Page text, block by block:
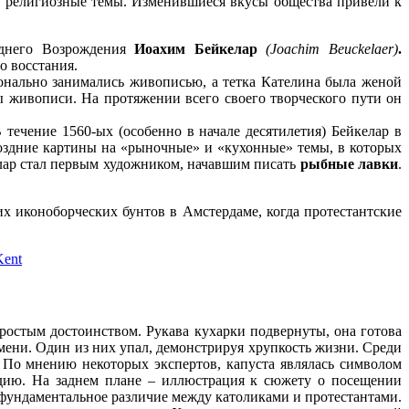
ВозрожденияИоахим Бейкелар(Joachim Beuckelaer).
восстания.
занимались живописью, а тетка Кателина была женой
На протяжении всего своего творческого пути он
1560-ых (особенно в начале десятилетия) Бейкелар в
картины на «рыночные» и «кухонные» темы, в которых
стал первым художником, начавшим писать рыбные лавки.
иконоборческих бунтов в Амстердаме, когда протестантские
достоинством. Рукава кухарки подвернуты, она готова
Один из них упал, демонстрируя хрупкость жизни. Среди
мнению некоторых экспертов, капуста являлась символом
На заднем плане – иллюстрация к сюжету о посещении
различие между католиками и протестантами.